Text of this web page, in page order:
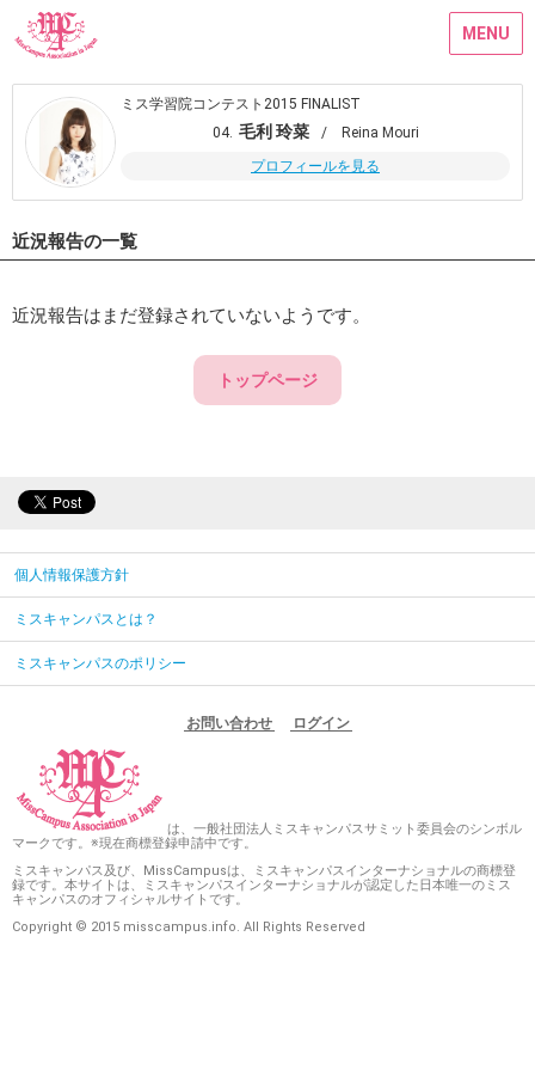
MENU
ミス学習院コンテスト2015 FINALIST
04. 毛利 玲菜
/ Reina Mouri
プロフィールを見る
近況報告の一覧
近況報告はまだ登録されていないようです。
トップページ
個人情報保護方針
ミスキャンパスとは？
ミスキャンパスのポリシー
お問い合わせ ログイン
は、一般社団法人ミスキャンパスサミット委員会のシンボル
マークです。※現在商標登録申請中です。
ミスキャンパス及び、MissCampusは、ミスキャンパスインターナショナルの商標登
録です。本サイトは、ミスキャンパスインターナショナルが認定した日本唯一のミス
キャンパスのオフィシャルサイトです。
Copyright © 2015 misscampus.info. All Rights Reserved